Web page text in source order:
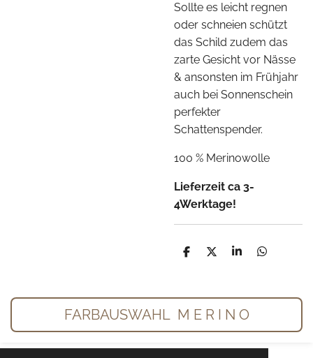
Sollte es leicht regnen
oder schneien schützt
das Schild zudem das
zarte Gesicht vor Nässe
& ansonsten im Frühjahr
auch bei Sonnenschein
perfekter
Schattenspender.
100 % Merinowolle
Lieferzeit ca 3-
4Werktage!
T
e
n
T
e
n
T
e
n
T
e
FARBAUSWAHL M E R I N O